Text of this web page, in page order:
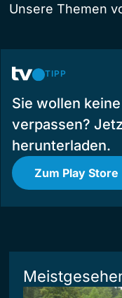
Unsere Themen
TIPP
Sie wollen
verpassen?
herunterladen.
Zum Play Store